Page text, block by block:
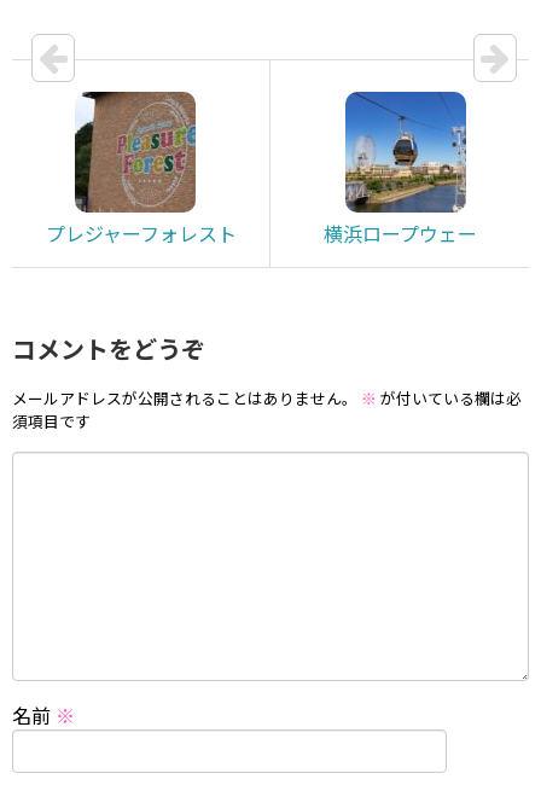
プレジャーフォレスト 横浜ロープウェー
コメントをどうぞ
メールアドレスが公開されることはありません。 ※ が付いている欄は必
須項目です
名前 ※